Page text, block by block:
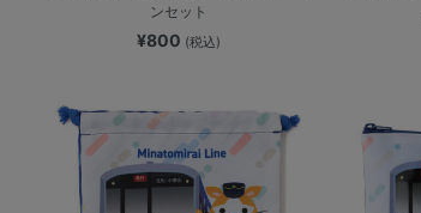
ンセット
¥800 (税込)